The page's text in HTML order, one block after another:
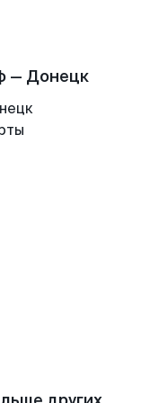
— Донецк